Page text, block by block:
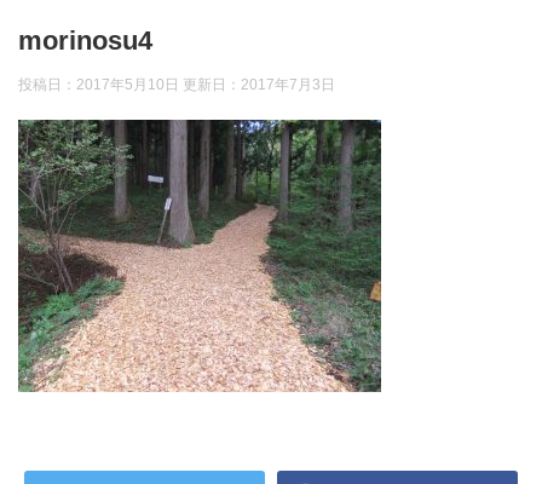
morinosu4
投稿日：2017年5月10日 更新日： 2017年7月3日